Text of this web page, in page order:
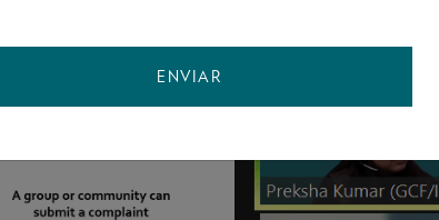
ENVIAR